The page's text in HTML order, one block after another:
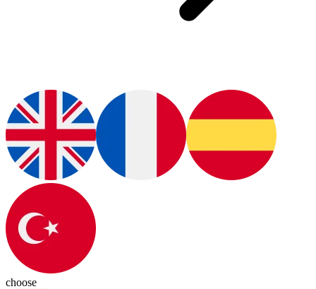
choose